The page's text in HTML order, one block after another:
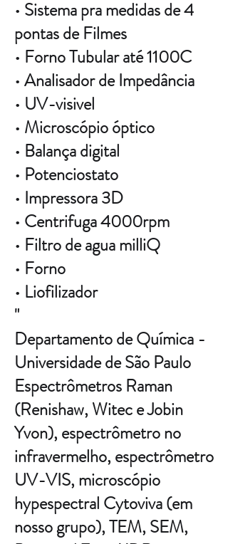
• Sistema pra medidas de 4
pontas de Filmes
• Forno Tubular até 1100C
• Analisador de Impedância
• UV-visivel
• Microscópio óptico
• Balança digital
• Potenciostato
• Impressora 3D
• Centrifuga 4000rpm
• Filtro de agua milliQ
• Forno
• Liofilizador
"
Departamento de Química -
Universidade de São Paulo
Espectrômetros Raman
(Renishaw, Witec e Jobin
Yvon), espectrômetro no
infravermelho, espectrômetro
UV-VIS, microscópio
hypespectral Cytoviva (em
nosso grupo), TEM, SEM,